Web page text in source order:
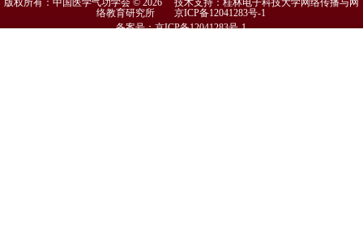
络教育研究所京ICP备12041283号-1
备案号：京ICP备12041283号-1